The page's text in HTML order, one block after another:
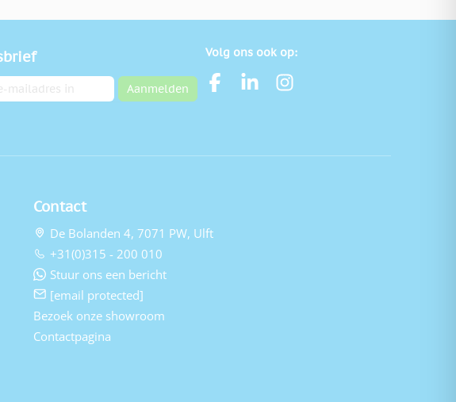
Aanmelden
Volg ons ook op:
Contact
De Bolanden 4, 7071 PW, Ulft
+31(0)315 - 200 010
Stuur ons een bericht
[email protected]
Bezoek onze showroom
Contactpagina